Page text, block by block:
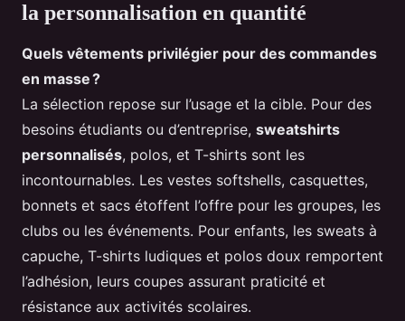
la personnalisation en quantité
Quels vêtements privilégier pour des commandes
en masse ?
La sélection repose sur l’usage et la cible. Pour des
besoins étudiants ou d’entreprise, sweatshirts
personnalisés, polos, et T-shirts sont les
incontournables. Les vestes softshells, casquettes,
bonnets et sacs étoffent l’offre pour les groupes, les
clubs ou les événements. Pour enfants, les sweats à
capuche, T-shirts ludiques et polos doux remportent
l’adhésion, leurs coupes assurant praticité et
résistance aux activités scolaires.